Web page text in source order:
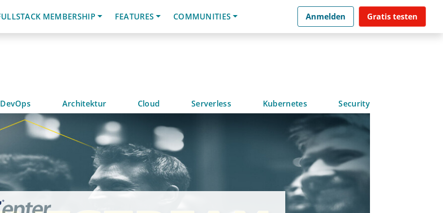
MEMBERSHIP FEATURES COMMUNITIES Anmelden Gratis testen
DevOps Architektur Cloud Serverless Kubernetes Security